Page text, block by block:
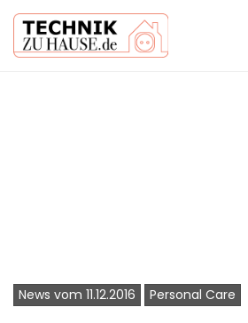
News vom 11.12.2016 Personal Care